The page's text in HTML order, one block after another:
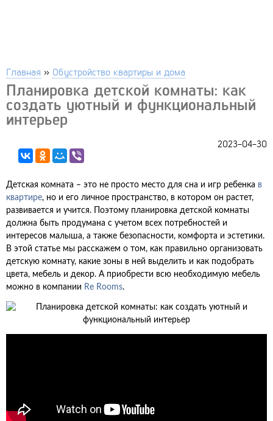
Главная » Обустройство квартиры и дома
Планировка детской комнаты: как
создать уютный и функциональный
интерьер
2023-04-30
Детская комната – это не просто место для сна и игр ребенка в
квартире, но и его личное пространство, в котором он растет,
развивается и учится. Поэтому планировка детской комнаты
должна быть продумана с учетом всех потребностей и
интересов малыша, а также безопасности, комфорта и эстетики.
В этой статье мы расскажем о том, как правильно организовать
детскую комнату, какие зоны в ней выделить и как подобрать
цвета, мебель и декор. А приобрести всю необходимую мебель
можно в компании Re Rooms.